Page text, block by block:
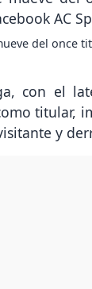
del once
con el
titular,
y